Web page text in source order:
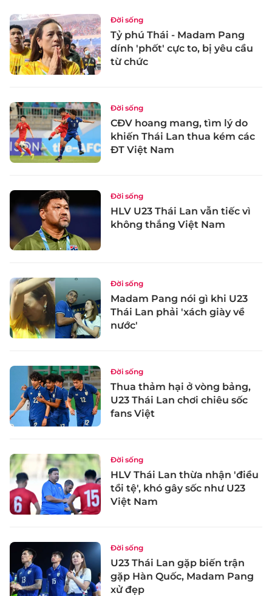
Đời sống
Tỷ phú Thái - Madam Pang
dính 'phốt' cực to, bị yêu cầu
từ chức
Đời sống
CĐV hoang mang, tìm lý do
khiến Thái Lan thua kém các
ĐT Việt Nam
Đời sống
HLV U23 Thái Lan vẫn tiếc vì
không thắng Việt Nam
Đời sống
Madam Pang nói gì khi U23
Thái Lan phải 'xách giày về
nước'
Đời sống
Thua thảm hại ở vòng bảng,
U23 Thái Lan chơi chiêu sốc
fans Việt
Đời sống
HLV Thái Lan thừa nhận 'điều
tồi tệ', khó gây sốc như U23
Việt Nam
Đời sống
U23 Thái Lan gặp biến trận
gặp Hàn Quốc, Madam Pang
xử đẹp